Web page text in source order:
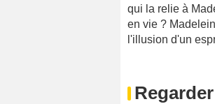
qui la relie à
en vie ?
l'illusion d'un